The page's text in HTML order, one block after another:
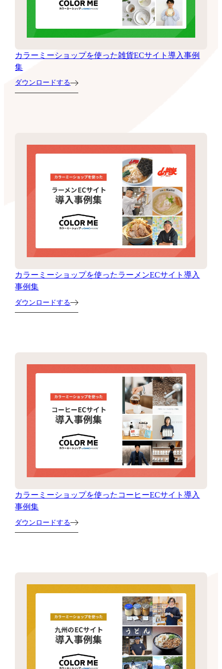
カラーミーショップを使った雑貨ECサイト導入事例
集
ダウンロードする
カラーミーショップを使ったラーメンECサイト導入
事例集
ダウンロードする
カラーミーショップを使ったコーヒーECサイト導入
事例集
ダウンロードする